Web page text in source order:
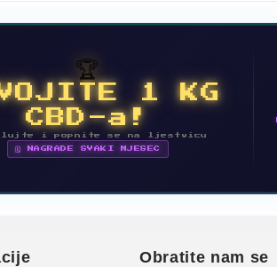
🏆
1 KG
CBD-a!
i popnite se na ljestvicu
🗓 NAGRADE SVAKI MJESEC
Obratite nam se